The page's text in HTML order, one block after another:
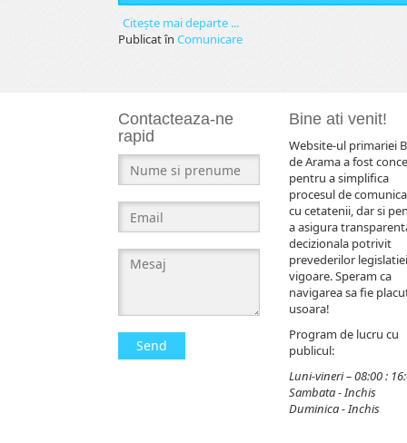
Citeşte mai departe ...
Publicat în Comunicare
Contacteaza-ne
rapid
Send
Bine ati venit!
Website-ul primariei
de Arama a fost
pentru a simplifica
procesul de
cu cetatenii, dar si
a asigura
decizionala potrivit
prevederilor
vigoare. Speram ca
navigarea sa fie
usoara!
Program de lucru cu
publicul:
Luni-vineri – 08:00 :
Sambata - Inchis
Duminica - Inchis